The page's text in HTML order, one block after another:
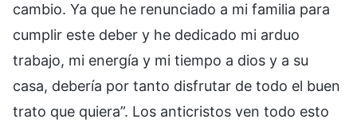
cambio. Ya que he renunciado a mi familia para
cumplir este deber y he dedicado mi arduo
trabajo, mi energía y mi tiempo a dios y a su
casa, debería por tanto disfrutar de todo el buen
trato que quiera”. Los anticristos ven todo esto